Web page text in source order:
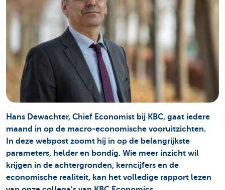
Hans Dewachter, Chief Economist bij KBC, gaat iedere
maand in op de macro-economische vooruitzichten.
In deze webpost zoomt hij in op de belangrijkste
parameters, helder en bondig. Wie meer inzicht wil
krijgen in de achtergronden, kerncijfers en de
economische realiteit, kan het volledige rapport lezen